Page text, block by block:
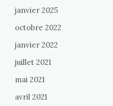
janvier 2025
octobre 2022
janvier 2022
juillet 2021
mai 2021
avril 2021